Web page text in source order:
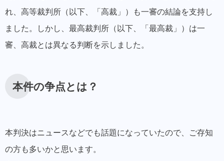
れ、高等裁判所（以下、「高裁」）も一審の結論を支持し
ました。しかし、最高裁判所（以下、「最高裁」）は一
審、高裁とは異なる判断を示しました。
本件の争点とは？
本判決はニュースなどでも話題になっていたので、ご存知
の方も多いかと思います。